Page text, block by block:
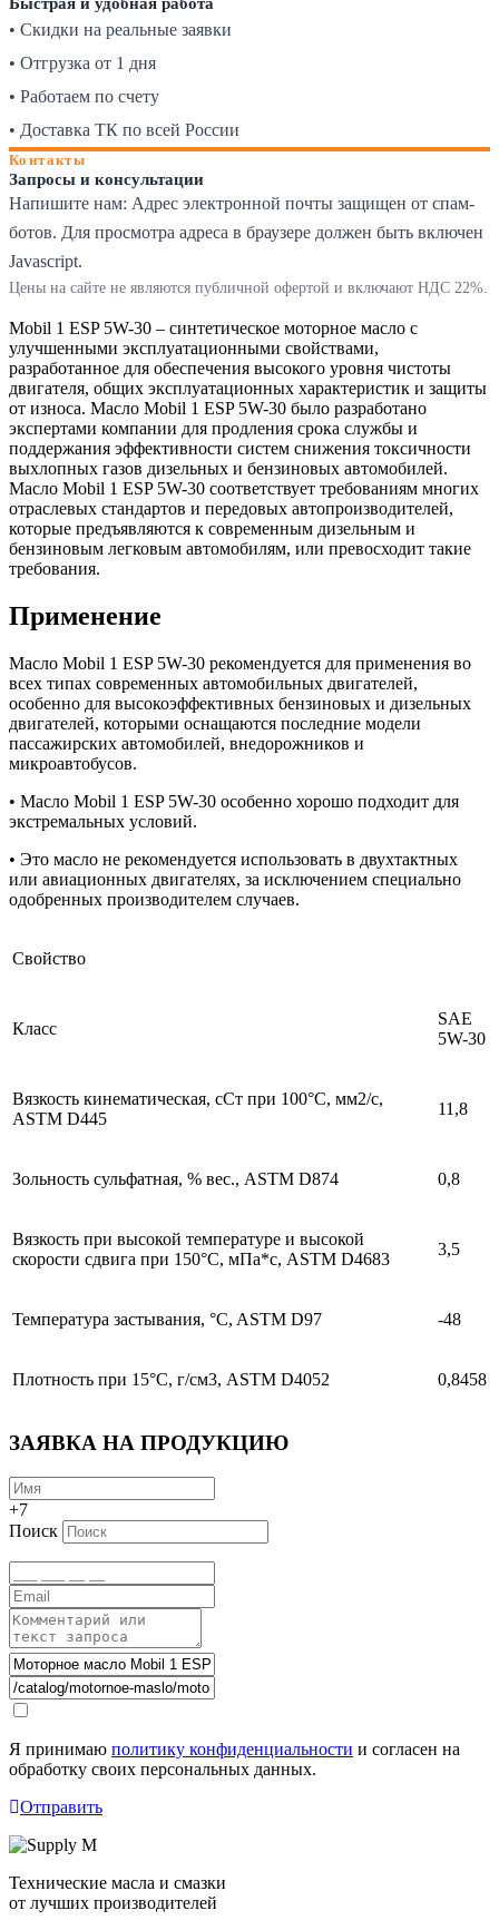
• Скидки на реальные заявки
• Отгрузка от 1 дня
• Работаем по счету
• Доставка ТК по всей России
Контакты
Запросы и консультации
Напишите нам: Адрес электронной почты защищен от спам-
ботов. Для просмотра адреса в браузере должен быть включен
Javascript.
Цены на сайте не являются публичной офертой и включают НДС 22%.
Mobil 1 ESP 5W-30 – синтетическое моторное масло с
улучшенными эксплуатационными свойствами,
разработанное для обеспечения высокого уровня чистоты
двигателя, общих эксплуатационных характеристик и защиты
от износа. Масло Mobil 1 ESP 5W-30 было разработано
экспертами компании для продления срока службы и
поддержания эффективности систем снижения токсичности
выхлопных газов дизельных и бензиновых автомобилей.
Масло Mobil 1 ESP 5W-30 соответствует требованиям многих
отраслевых стандартов и передовых автопроизводителей,
которые предъявляются к современным дизельным и
бензиновым легковым автомобилям, или превосходит такие
требования.
Применение
Масло Mobil 1 ESP 5W-30 рекомендуется для применения во
всех типах современных автомобильных двигателей,
особенно для высокоэффективных бензиновых и дизельных
двигателей, которыми оснащаются последние модели
пассажирских автомобилей, внедорожников и
микроавтобусов.
• Масло Mobil 1 ESP 5W-30 особенно хорошо подходит для
экстремальных условий.
• Это масло не рекомендуется использовать в двухтактных
или авиационных двигателях, за исключением специально
одобренных производителем случаев.
Свойство
Класс
SAE
5W-30
Вязкость кинематическая, сСт при 100°C, мм2/с,
ASTM D445
11,8
Зольность сульфатная, % вес., ASTM D874 0,8
Вязкость при высокой температуре и высокой
скорости сдвига при 150°C, мПа*с, ASTM D4683
3,5
Температура застывания, °C, ASTM D97 -48
Плотность при 15°C, г/см3, ASTM D4052 0,8458
ЗАЯВКА НА ПРОДУКЦИЮ
+7
Поиск
Я принимаю политику конфиденциальности и согласен на
обработку своих персональных данных.
Отправить
Технические масла и смазки
от лучших производителей